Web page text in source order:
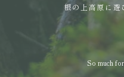
根の上高原に遊
So much